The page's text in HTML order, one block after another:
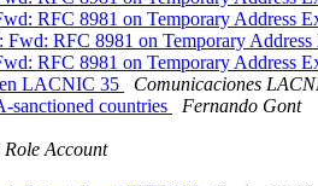
RFC 8981 on Temporary Address
RFC 8981 on Temporary
RFC 8981 on Temporary Address
en LACNIC 35
Comunicaciones
countries
Fernando Gont
Account